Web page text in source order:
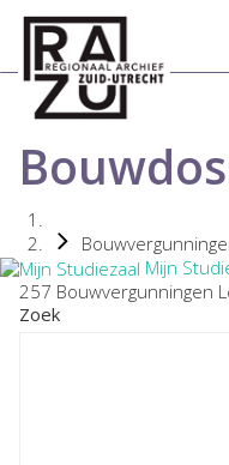
Mijn
257 Bouwvergunningen
Zoek